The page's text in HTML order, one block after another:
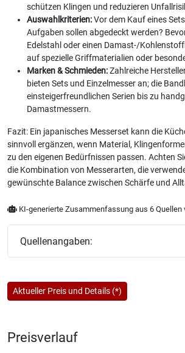
schützen Klingen und reduzieren
Auswahlkriterien:Vor dem Kauf eines
Aufgaben sollen abgedeckt werden?
Edelstahl oder einen Damast-/
auf spezielle Griffmaterialien oder
Marken & Schmieden:Zahlreiche
bieten Sets und Einzelmesser an; die
einsteigerfreundlichen Serien bis zu
Damastmessern.
Fazit: Ein japanisches Messerset kann die
sinnvoll ergänzen, wenn Material,
zu den eigenen Bedürfnissen passen. Achten
die Kombination von Messerarten, die
gewünschte Balance zwischen Schärfe und
KI-generierte Zusammenfassung aus 6 Quellen
Quellenangaben:
Aktueller Preis und Details (*)
Preisverlauf